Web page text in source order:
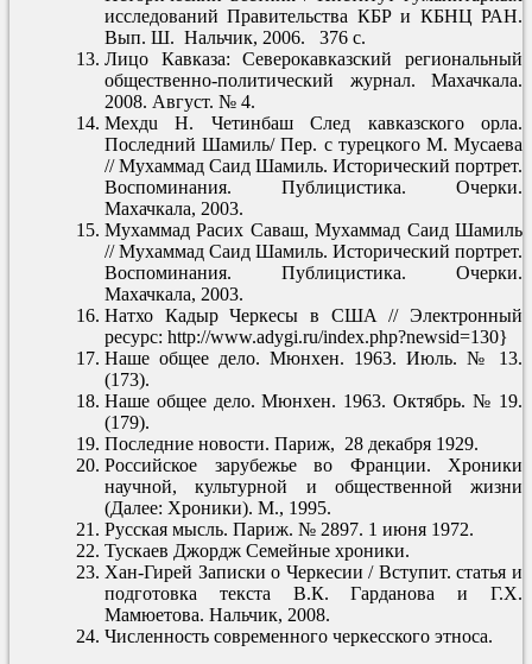
исследований Правительства КБР и КБНЦ РАН.
Вып. Ш. Нальчик, 2006. 376 с.
Лицо Кавказа: Северокавказский региональный
общественно-политический журнал. Махачкала.
2008. Август. № 4.
Мexдu H. Четинбаш След кавказского орла.
Последний Шамиль/ Пер. с турецкого М. Мусаева
// Мухаммад Саид Шамиль. Исторический портрет.
Воспоминания. Публицистика. Очерки.
Махачкала, 2003.
Мухаммад Расих Саваш, Мухаммад Саид Шамиль
// Мухаммад Саид Шамиль. Исторический портрет.
Воспоминания. Публицистика. Очерки.
Махачкала, 2003.
Натхо Кадыр Черкесы в США // Электронный
ресурс: http://www.adygi.ru/index.php?newsid=130}
Наше общее дело. Мюнхен. 1963. Июль. № 13.
(173).
Наше общее дело. Мюнхен. 1963. Октябрь. № 19.
(179).
Последние новости. Париж, 28 декабря 1929.
Российское зарубежье во Франции. Хроники
научной, культурной и общественной жизни
(Далее: Хроники). М., 1995.
Русская мысль. Париж. № 2897. 1 июня 1972.
Тускаев Джордж Семейные хроники.
Хан-Гирей Записки о Черкесии / Вступит. статья и
подготовка текста В.К. Гарданова и Г.Х.
Мамюетова. Нальчик, 2008.
Численность современного черкесского этноса.